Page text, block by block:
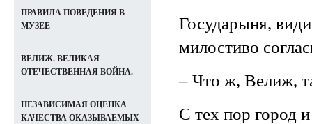
Государыня,
милостиво
– Что ж, Велиж,
С тех пор город
ПРАВИЛА ПОВЕДЕНИЯ В
МУЗЕЕ
ВЕЛИЖ. ВЕЛИКАЯ
ОТЕЧЕСТВЕННАЯ ВОЙНА.
НЕЗАВИСИМАЯ ОЦЕНКА
КАЧЕСТВА ОКАЗЫВАЕМЫХ